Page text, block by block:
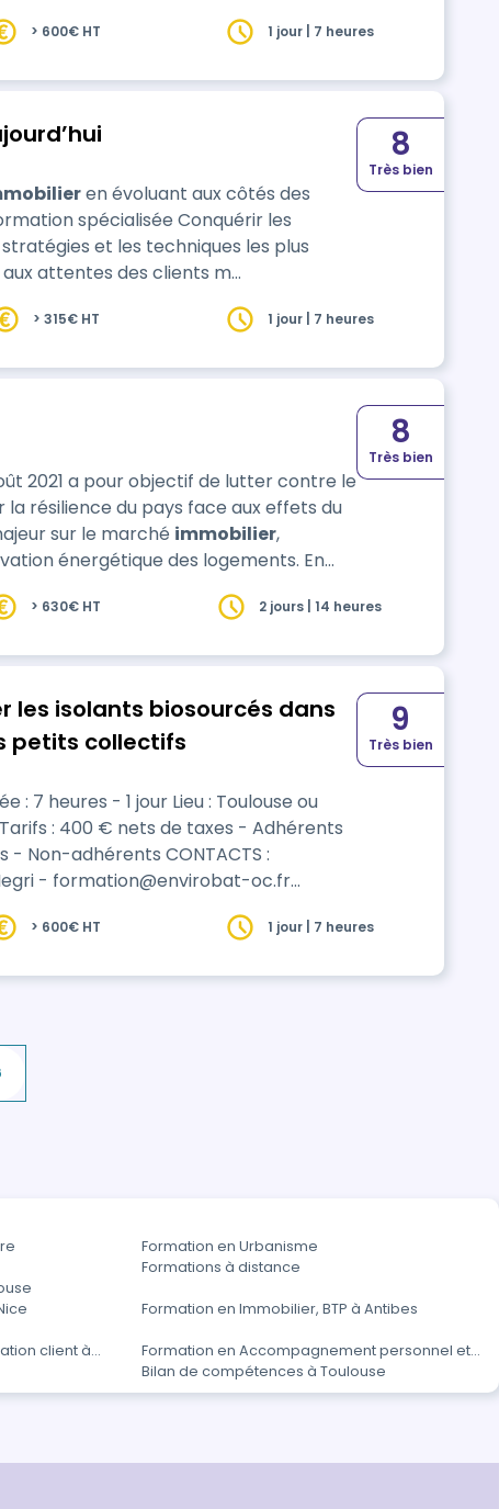
d’approvisionnent.) que seule
> 600€ HT 1 jour | 7 heures
en évoluant aux côtés des
spécialisée Conquérir les
attentes des clients m…
8
Très bien
> 315€ HT 1 jour | 7 heures
2021 a pour objectif de lutter contre le
résilience du pays face aux effets du
majeur sur le marché immobilier,
énergétique des logements. En
8
Très bien
> 630€ HT 2 jours | 14 heures
les isolants biosourcés dans
petits collectifs
- formation@envirobat-oc.fr
les matériaux…
9
Très bien
> 600€ HT 1 jour | 7 heures
Formation en Urbanisme
Formations à distance
Formation en Immobilier, BTP à Antibes
client à
Formation en Accompagnement personnel et
Bilan de compétences à Toulouse